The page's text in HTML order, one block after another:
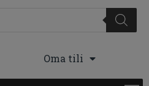
Oma tili